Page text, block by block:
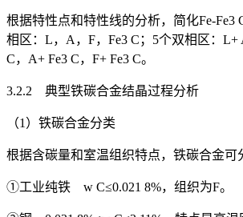
根据特性点和特性线的分析，简化Fe-Fe3
相区：L，A，F，Fe3 C；5个双相区：L+
C，A+ Fe3 C，F+ Fe3 C。
3.2.2 典型铁碳合金结晶过程分析
（1）铁碳合金分类
根据含碳量和室温组织特点，铁碳合金可
①工业纯铁 w C≤0.021 8%，组织为F。